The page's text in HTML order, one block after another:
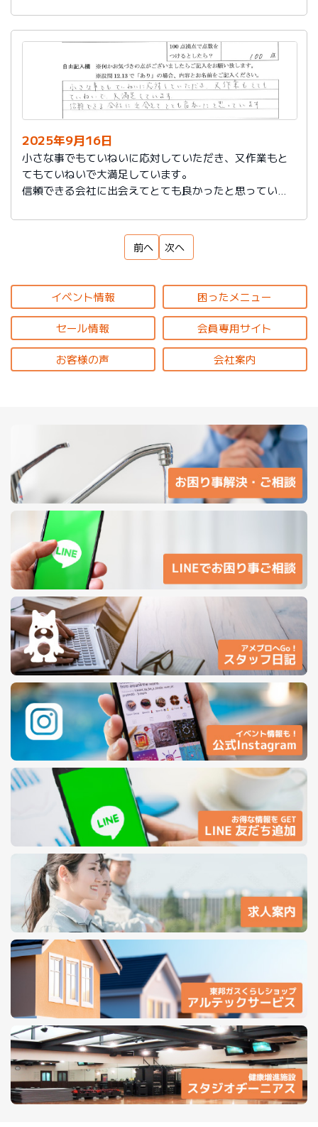
2025年9月16日
小さな事でもていねいに応対していただき、又作業もと
てもていねいで大満足しています。
信頼できる会社に出会えてとても良かったと思っていま
前へ 次へ
イベント情報 困ったメニュー
セール情報 会員専用サイト
お客様の声 会社案内